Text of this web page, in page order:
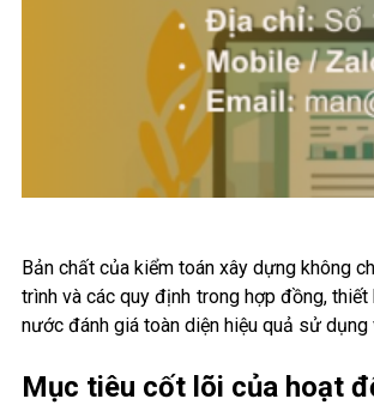
Bản chất của kiểm toán xây dựng không
trình và các quy định trong hợp đồng,
nước đánh giá toàn diện hiệu quả sử
Mục tiêu cốt lõi của hoạt